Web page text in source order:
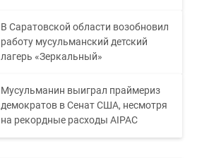
В Саратовской области возобновил
работу мусульманский детский
лагерь «Зеркальный»
Мусульманин выиграл праймериз
демократов в Сенат США, несмотря
на рекордные расходы AIPAC